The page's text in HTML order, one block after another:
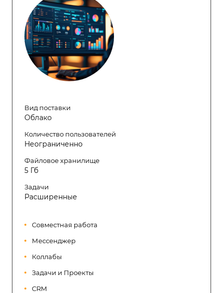
Вид поставки
Облако
Количество пользователей
Неограниченно
Файловое хранилище
5 Гб
Задачи
Расширенные
Совместная работа
Мессенджер
Коллабы
Задачи и Проекты
CRM